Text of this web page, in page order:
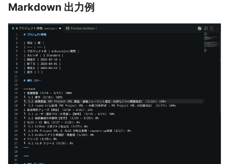
Markdown 出力例